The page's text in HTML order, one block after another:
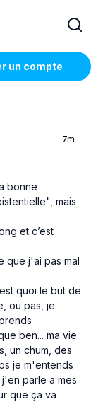
un compte
7m
bonne
mais
et c’est
que j'ai pas mal
quoi le but de
ou pas, je
ben... ma vie
un chum, des
je m'entends
parle a mes
que ça va